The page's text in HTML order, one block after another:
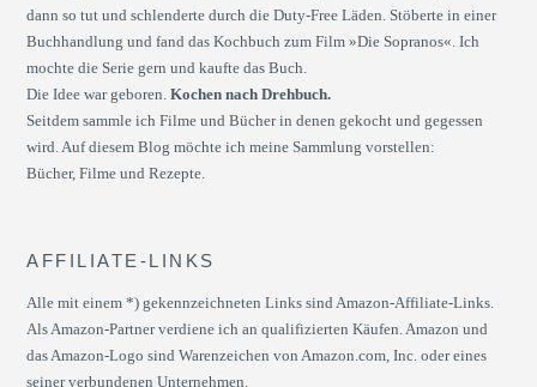
dann so tut und schlenderte durch die Duty-Free Läden. Stöberte in einer
Buchhandlung und fand das Kochbuch zum Film »Die Sopranos«. Ich
mochte die Serie gern und kaufte das Buch.
Die Idee war geboren.Kochen nach Drehbuch.
Seitdem sammle ich Filme und Bücher in denen gekocht und gegessen
wird. Auf diesem Blog möchte ich meine Sammlung vorstellen:
Bücher, Filme und Rezepte.
AFFILIATE-LINKS
Alle mit einem *) gekennzeichneten Links sind Amazon-Affiliate-Links.
Als Amazon-Partner verdiene ich an qualifizierten Käufen. Amazon und
das Amazon-Logo sind Warenzeichen von Amazon.com, Inc. oder eines
seiner verbundenen Unternehmen.